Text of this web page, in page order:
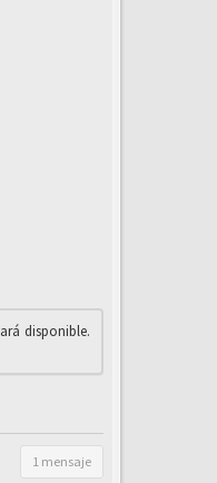
disponible.
1 mensaje